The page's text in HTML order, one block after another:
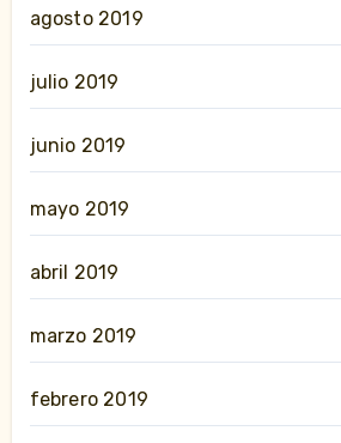
agosto 2019
julio 2019
junio 2019
mayo 2019
abril 2019
marzo 2019
febrero 2019